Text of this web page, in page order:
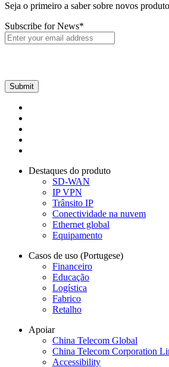
Seja o primeiro a saber sobre novos
Subscribe for News*
Destaques do produto
SD-WAN
IP VPN
Trânsito IP
Conectividade na nuvem
Ethernet global
Equipamento
Casos de uso (Portugese)
Financeiro
Educação
Logística
Fabrico
Retalho
Apoiar
China Telecom Global
China Telecom Corporation
Accessibility